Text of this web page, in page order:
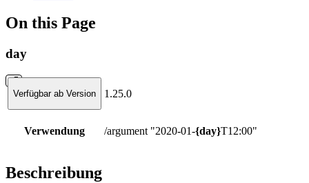
On this Page
day
Verfügbar ab Version 1.25.0
Verwendung /argument "2020-01-{day}T12:00"
Beschreibung